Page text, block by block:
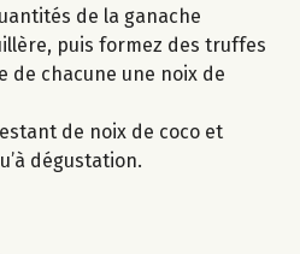
de la ganache
puis formez des truffes
de chacune une noix de
de noix de coco et
dégustation.